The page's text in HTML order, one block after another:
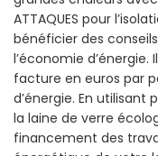
ATTAQUES pour
bénéficier des
l’économie
facture en euros par
d’énergie. En utilisant
la laine de verre
financement des